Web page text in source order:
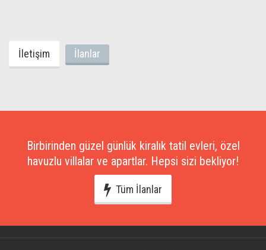
İletişim İlanlar
Birbirinden güzel günlük kiralık tatil evleri, özel
havuzlu villalar ve apartlar. Hepsi sizi bekliyor!
Tüm İlanlar